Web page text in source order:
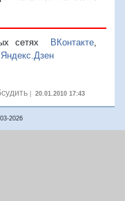
сетях ВКонтакте,
Яндекс.Дзен
| 20.01.2010 17:43
2026